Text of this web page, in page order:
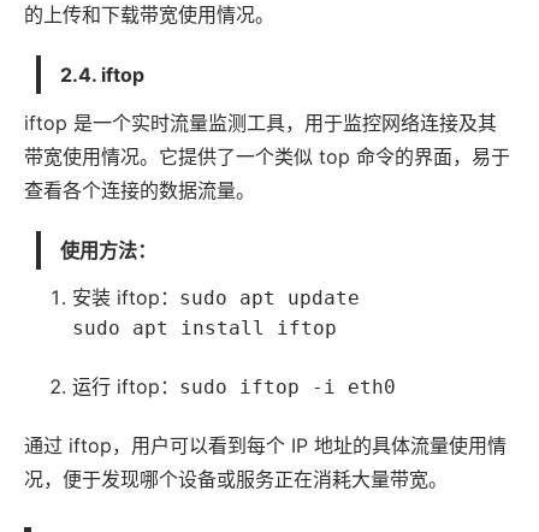
的上传和下载带宽使用情况。
2.4. iftop
iftop 是一个实时流量监测工具，用于监控网络连接及其
带宽使用情况。它提供了一个类似 top 命令的界面，易于
查看各个连接的数据流量。
使用方法：
安装 iftop： sudo apt update
sudo apt install iftop
运行 iftop： sudo iftop -i eth0
通过 iftop，用户可以看到每个 IP 地址的具体流量使用情
况，便于发现哪个设备或服务正在消耗大量带宽。